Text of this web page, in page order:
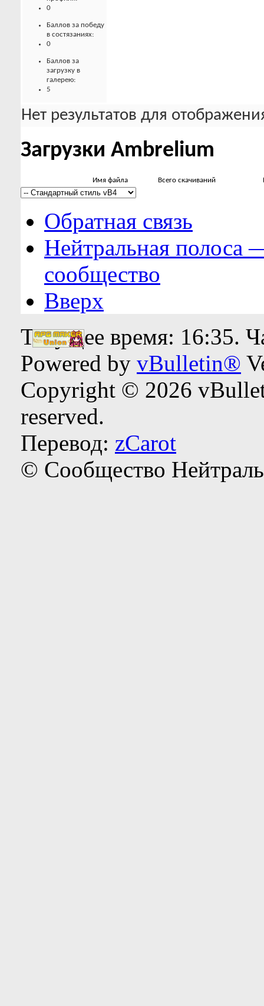
0
Баллов за победу
в состязаниях:
0
Баллов за
загрузку в
галерею:
5
Нет результатов для
Загрузки Ambrelium
Имя файла Всего скачиваний
Обратная связь
Нейтральная полоса
сообщество
Вверх
Текущее время: 16:35.
Powered by vBulletin®
Copyright © 2026
reserved.
Перевод: zCarot
© Сообщество